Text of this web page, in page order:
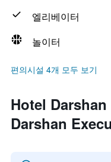
엘리베이터
놀이터
편의시설 4개 모두 보기
Hotel
Darshan